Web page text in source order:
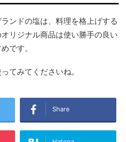
ンドの塩は、料理を格上げする
リジナル商品は使い勝手の良い
です。
てみてくださいね。
Share